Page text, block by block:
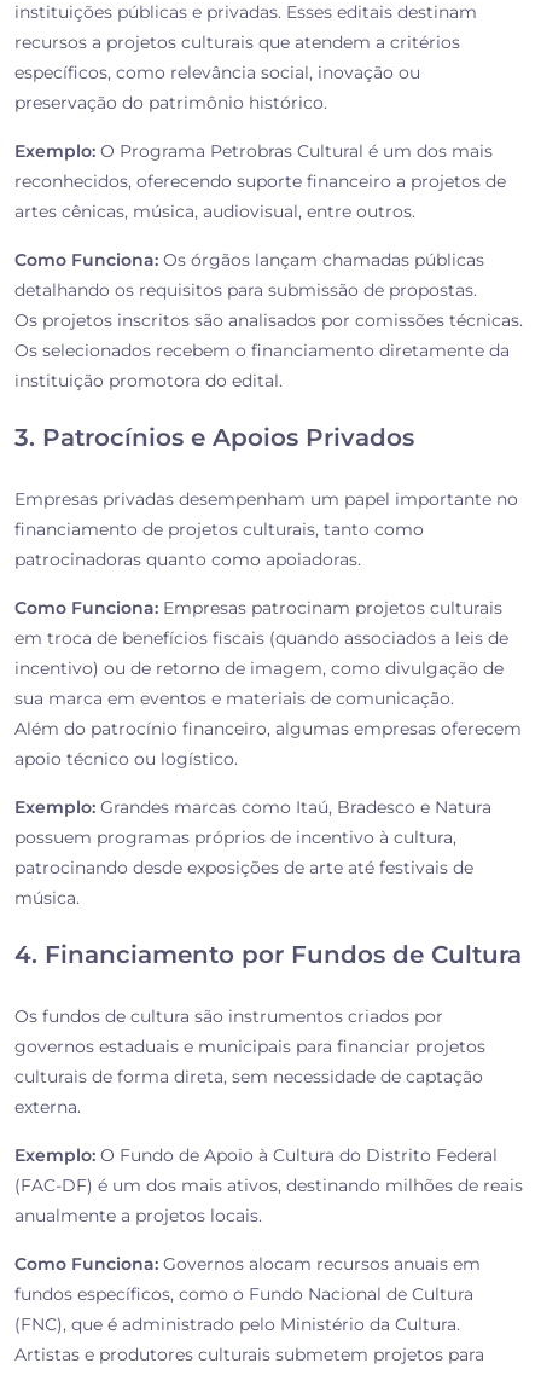
instituições públicas e privadas. Esses editais destinam
recursos a projetos culturais que atendem a critérios
específicos, como relevância social, inovação ou
preservação do patrimônio histórico.
Exemplo: O Programa Petrobras Cultural é um dos mais
reconhecidos, oferecendo suporte financeiro a projetos de
artes cênicas, música, audiovisual, entre outros.
Como Funciona: Os órgãos lançam chamadas públicas
detalhando os requisitos para submissão de propostas.
Os projetos inscritos são analisados por comissões técnicas.
Os selecionados recebem o financiamento diretamente da
instituição promotora do edital.
3. Patrocínios e Apoios Privados
Empresas privadas desempenham um papel importante no
financiamento de projetos culturais, tanto como
patrocinadoras quanto como apoiadoras.
Como Funciona: Empresas patrocinam projetos culturais
em troca de benefícios fiscais (quando associados a leis de
incentivo) ou de retorno de imagem, como divulgação de
sua marca em eventos e materiais de comunicação.
Além do patrocínio financeiro, algumas empresas oferecem
apoio técnico ou logístico.
Exemplo: Grandes marcas como Itaú, Bradesco e Natura
possuem programas próprios de incentivo à cultura,
patrocinando desde exposições de arte até festivais de
música.
4. Financiamento por Fundos de Cultura
Os fundos de cultura são instrumentos criados por
governos estaduais e municipais para financiar projetos
culturais de forma direta, sem necessidade de captação
externa.
Exemplo: O Fundo de Apoio à Cultura do Distrito Federal
(FAC-DF) é um dos mais ativos, destinando milhões de reais
anualmente a projetos locais.
Como Funciona: Governos alocam recursos anuais em
fundos específicos, como o Fundo Nacional de Cultura
(FNC), que é administrado pelo Ministério da Cultura.
Artistas e produtores culturais submetem projetos para